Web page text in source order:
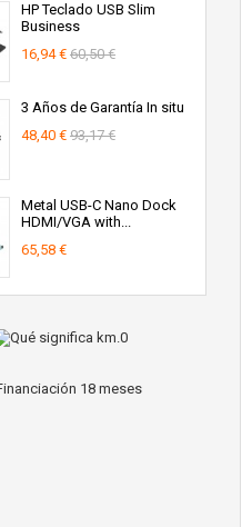
HP Teclado USB Slim
Business
16,94 € 60,50 €
3 Años de Garantía In situ
48,40 € 93,17 €
Metal USB-C Nano Dock
HDMI/VGA with...
65,58 €